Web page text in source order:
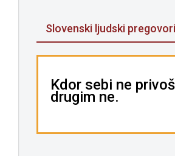
Slovenski ljudski pregovori
Kdor sebi ne
drugim ne.